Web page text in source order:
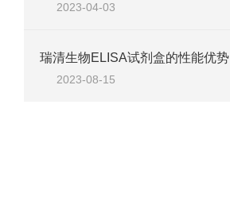
2023-04-03
瑞清生物ELISA试剂盒的性能优势
2023-08-15